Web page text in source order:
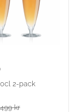
2-pack
499kr